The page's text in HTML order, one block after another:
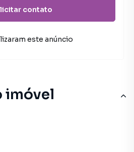
imóvel
contato
este anúncio